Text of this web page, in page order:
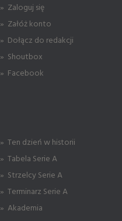
» Zaloguj się
» Załóż konto
» Dołącz do redakcji
» Shoutbox
» Facebook
» Ten dzień w historii
» Tabela Serie A
» Strzelcy Serie A
» Terminarz Serie A
» Akademia